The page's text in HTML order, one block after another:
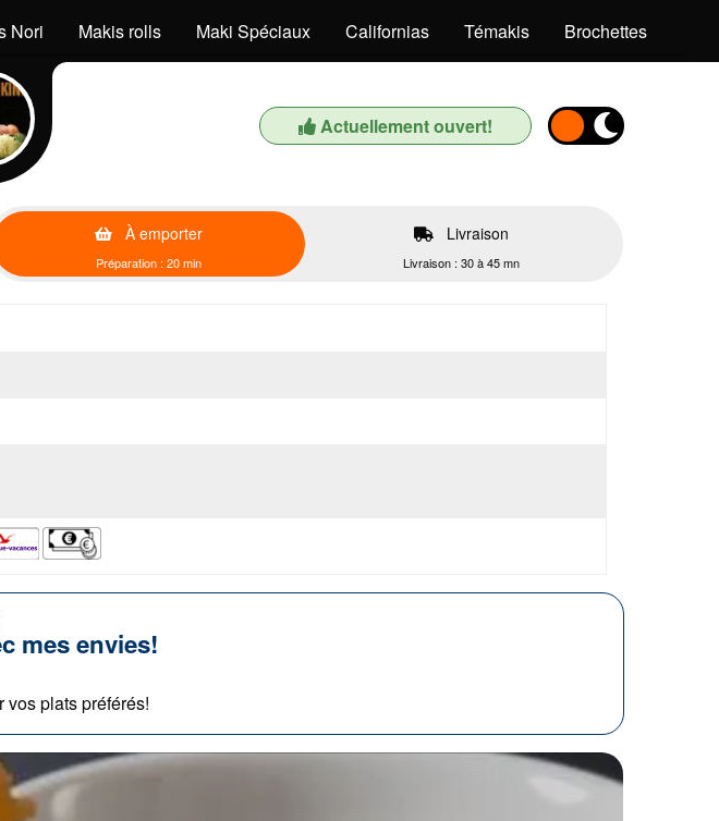
Nori Makis rolls Maki Spéciaux Californias Témakis Brochettes
Actuellement ouvert!
À emporter
Préparation : 20 min
Livraison
Livraison : 30 à 45 mn
mes envies!
plats préférés!